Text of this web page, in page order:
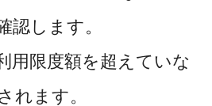
認します。
用限度額を超えていな
れます。